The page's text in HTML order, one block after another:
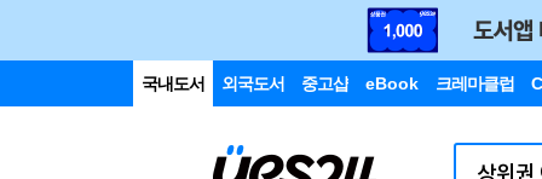
국내도서 외국도서 중고샵 eBook 크레마클럽